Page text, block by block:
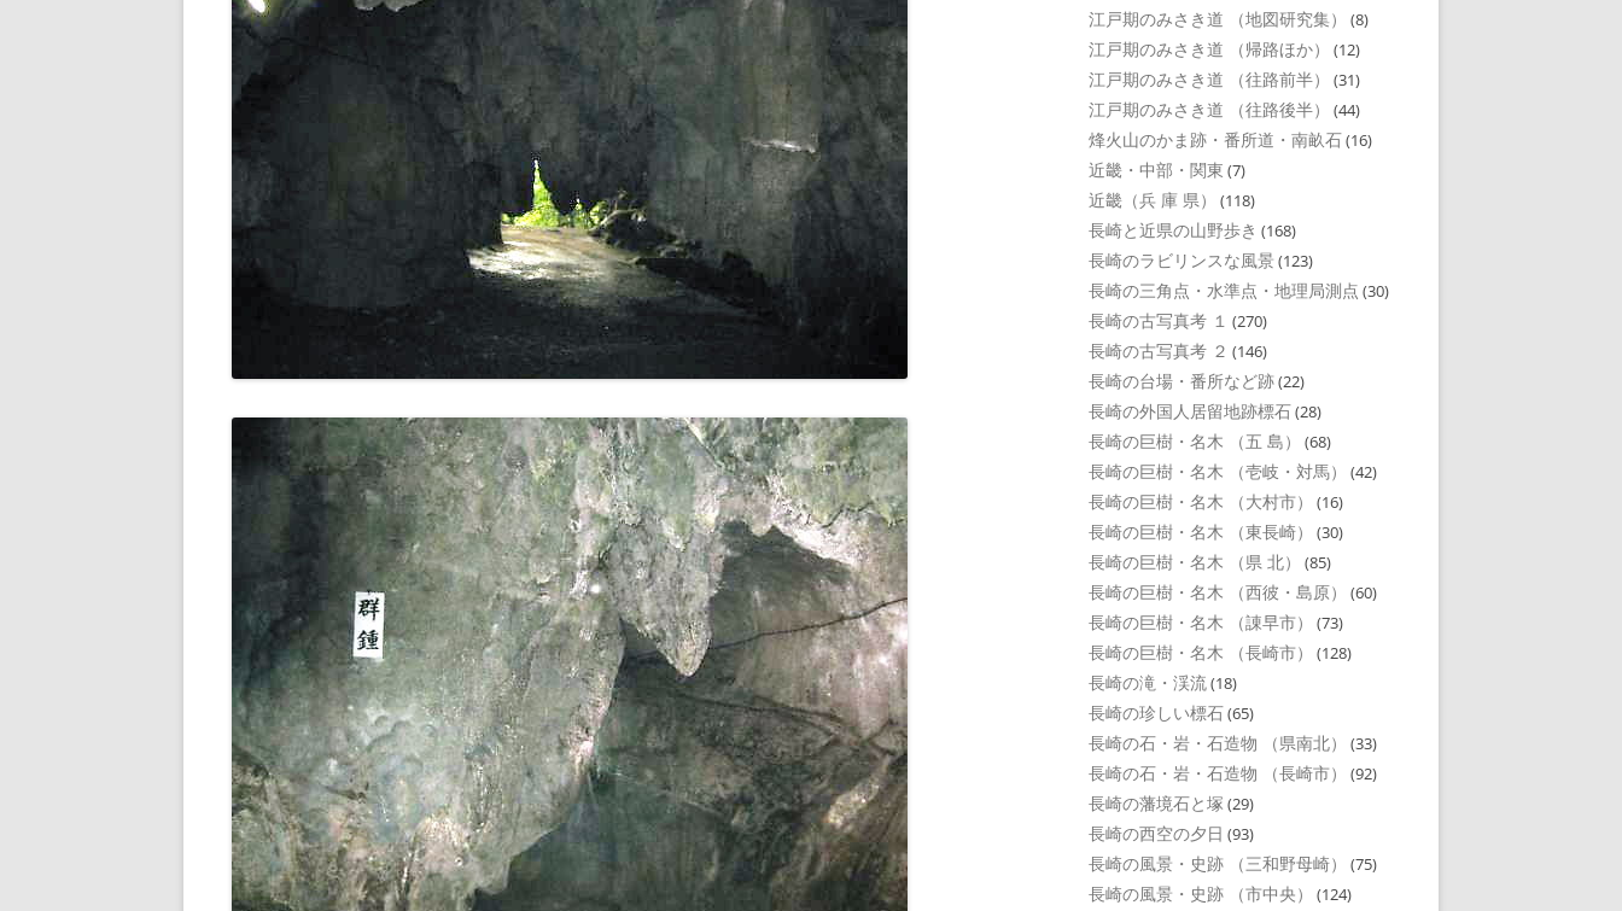
江戸期のみさき道 （地図研究集） (8)
江戸期のみさき道 （帰路ほか） (12)
江戸期のみさき道 （往路前半） (31)
江戸期のみさき道 （往路後半） (44)
烽火山のかま跡・番所道・南畝石(16)
近畿・中部・関東 (7)
近畿（兵 庫 県） (118)
長崎と近県の山野歩き (168)
長崎のラビリンスな風景 (123)
長崎の三角点・水準点・地理局測点 (30)
長崎の古写真考 １ (270)
長崎の古写真考 ２ (146)
長崎の台場・番所など跡(22)
長崎の外国人居留地跡標石(28)
長崎の巨樹・名木 （五 島） (68)
長崎の巨樹・名木 （壱岐・対馬） (42)
長崎の巨樹・名木 （大村市） (16)
長崎の巨樹・名木 （東長崎） (30)
長崎の巨樹・名木 （県 北） (85)
長崎の巨樹・名木 （西彼・島原） (60)
長崎の巨樹・名木 （諌早市） (73)
長崎の巨樹・名木 （長崎市） (128)
長崎の滝・渓流(18)
長崎の珍しい標石(65)
長崎の石・岩・石造物 （県南北） (33)
長崎の石・岩・石造物 （長崎市） (92)
長崎の藩境石と塚 (29)
長崎の西空の夕日 (93)
長崎の風景・史跡 （三和野母崎） (75)
長崎の風景・史跡 （市中央） (124)